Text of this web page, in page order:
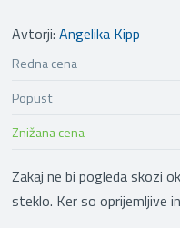
Avtorji: Angelika Kipp
Redna cena
Popust
Znižana cena
Zakaj ne bi pogleda skozi
steklo. Ker so oprijemljive